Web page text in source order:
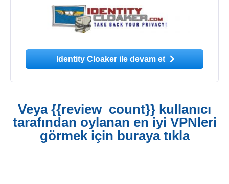
Identity Cloaker ile devam et
Veya {{review_count}} kullanıcı
tarafından oylanan en iyi VPNleri
görmek için buraya tıkla